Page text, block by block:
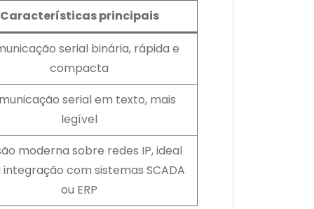
Características principais
serial binária, rápida e
compacta
serial em texto, mais
legível
moderna sobre redes IP, ideal
com sistemas SCADA
ou ERP